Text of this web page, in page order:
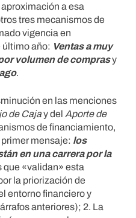
a esa
tres mecanismos de
vigencia en
último año: Ventas a muy
volumen de comprasy
.
en las menciones
de Cajay del Aporte de
de financiamiento,
mensaje: los
en una carrera por la
que «validan» esta
la priorización de
entorno financiero y
anteriores); 2. La